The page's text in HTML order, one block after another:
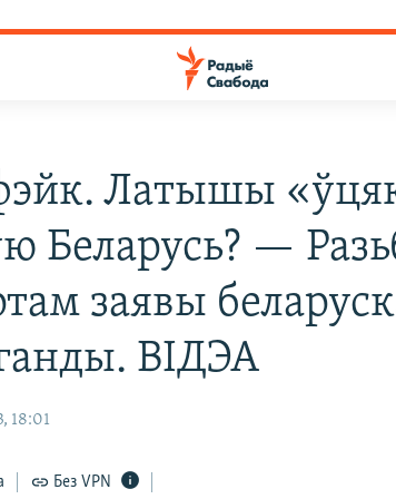
Латышы
Беларусь? —
заявы
ВІДЭА
18:01
Без VPN